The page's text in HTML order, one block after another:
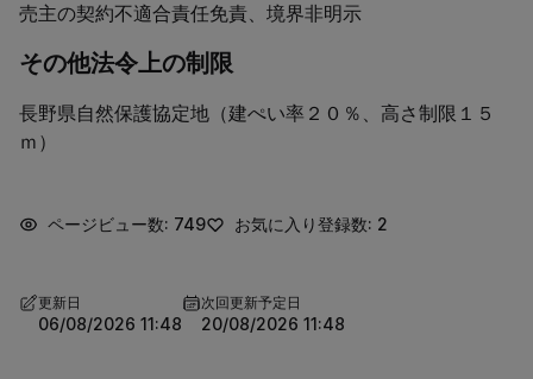
売主の契約不適合責任免責、境界非明示
その他法令上の制限
長野県自然保護協定地（建ぺい率２０％、高さ制限１５
ｍ）
ページビュー数: 749 お気に入り登録数: 2
更新日
06/08/2026 11:48
次回更新予定日
20/08/2026 11:48